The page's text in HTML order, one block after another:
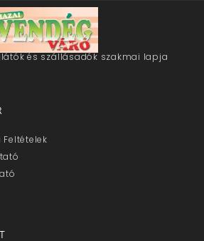
és szállásadók szakmai lapja